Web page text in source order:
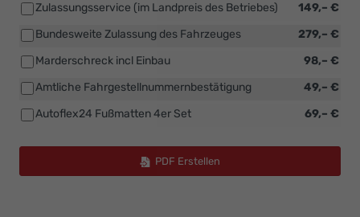
149,– €
Zulassungsservice (im Landpreis des Betriebes)
279,– €
Bundesweite Zulassung des Fahrzeuges
98,– €
Marderschreck incl Einbau
49,– €
Amtliche Fahrgestellnummernbestätigung
69,– €
Autoflex24 Fußmatten 4er Set
PDF Erstellen